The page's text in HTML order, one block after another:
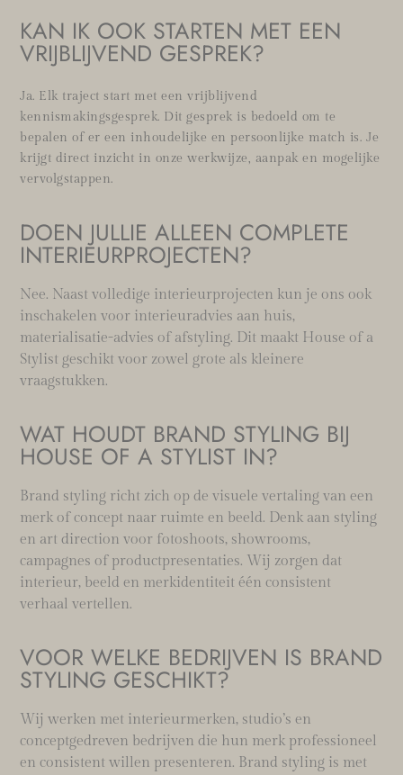
KAN IK OOK STARTEN MET EEN
VRIJBLIJVEND GESPREK?
Ja. Elk traject start met een vrijblijvend
kennismakingsgesprek. Dit gesprek is bedoeld om te
bepalen of er een inhoudelijke en persoonlijke match is. Je
krijgt direct inzicht in onze werkwijze, aanpak en mogelijke
vervolgstappen.
DOEN JULLIE ALLEEN COMPLETE
INTERIEURPROJECTEN?
Nee. Naast volledige interieurprojecten kun je ons ook
inschakelen voor interieuradvies aan huis,
materialisatie-advies of afstyling. Dit maakt House of a
Stylist geschikt voor zowel grote als kleinere
vraagstukken.
WAT HOUDT BRAND STYLING BIJ
HOUSE OF A STYLIST IN?
Brand styling richt zich op de visuele vertaling van een
merk of concept naar ruimte en beeld. Denk aan styling
en art direction voor fotoshoots, showrooms,
campagnes of productpresentaties. Wij zorgen dat
interieur, beeld en merkidentiteit één consistent
verhaal vertellen.
VOOR WELKE BEDRIJVEN IS BRAND
STYLING GESCHIKT?
Wij werken met interieurmerken, studio’s en
conceptgedreven bedrijven die hun merk professioneel
en consistent willen presenteren. Brand styling is met